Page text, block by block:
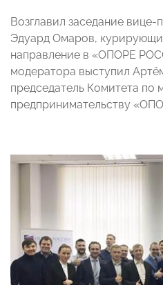
Возглавил заседание вице-
Эдуард Омаров,
направление в «ОПОРЕ
модератора выступил
председатель Комитета
предпринимательству